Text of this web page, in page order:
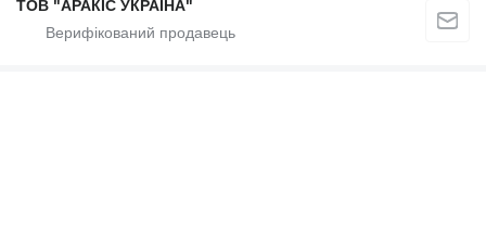
ТОВ "АРАКІС УКРАЇНА"